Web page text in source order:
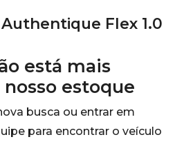
Flex 1.0
está mais
estoque
busca ou entrar em
para encontrar o veículo